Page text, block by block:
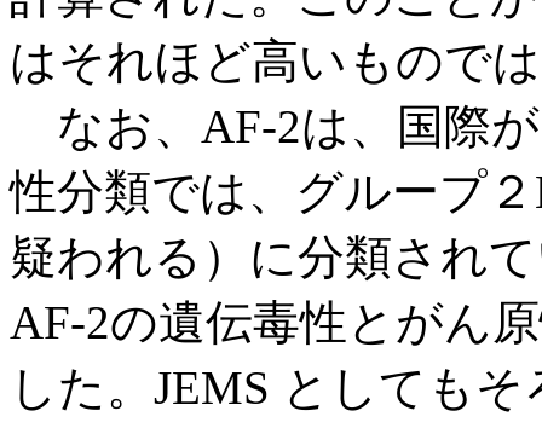
はそれほど高いもので
なお、AF-2は、国際
性分類では、グループ
疑われる）に分類され
AF-2の遺伝毒性とがん
した。JEMS としても